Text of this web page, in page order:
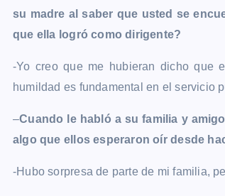
su madre al saber que usted se
que ella logró como dirigente?
-Yo creo que me hubieran dicho que
humildad es fundamental en el servicio
–Cuando le habló a su familia y
algo que ellos esperaron oír desde
-Hubo sorpresa de parte de mi familia,